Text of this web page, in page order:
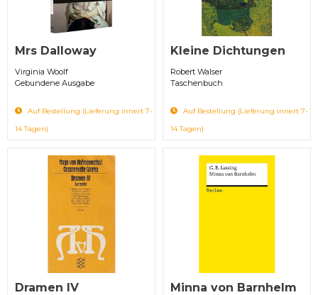
Mrs Dalloway
Virginia Woolf
Gebundene Ausgabe
Auf Bestellung (Lieferung innert 7-
14 Tagen)
Kleine Dichtungen
Robert Walser
Taschenbuch
Auf Bestellung (Lieferung innert 7-
14 Tagen)
Dramen IV Minna von Barnhelm